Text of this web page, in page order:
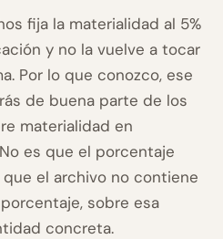
fija la materialidad al 5%
y no la vuelve a tocar
Por lo que conozco, ese
de buena parte de los
materialidad en
es que el porcentaje
el archivo no contiene
sobre esa
concreta.